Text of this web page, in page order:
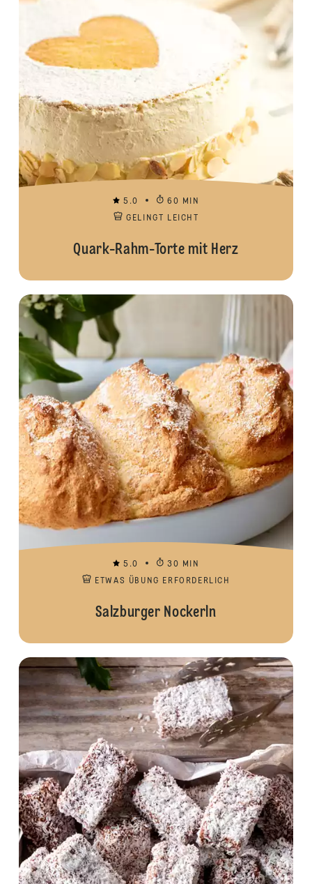
5.0
60 MIN
GELINGT LEICHT
Quark-Rahm-Torte mit Herz
5.0
30 MIN
ETWAS ÜBUNG ERFORDERLICH
Salzburger Nockerln